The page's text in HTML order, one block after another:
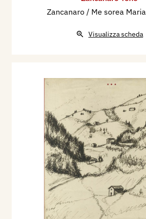
Zancanaro / Me sorea Maria
Visualizza scheda